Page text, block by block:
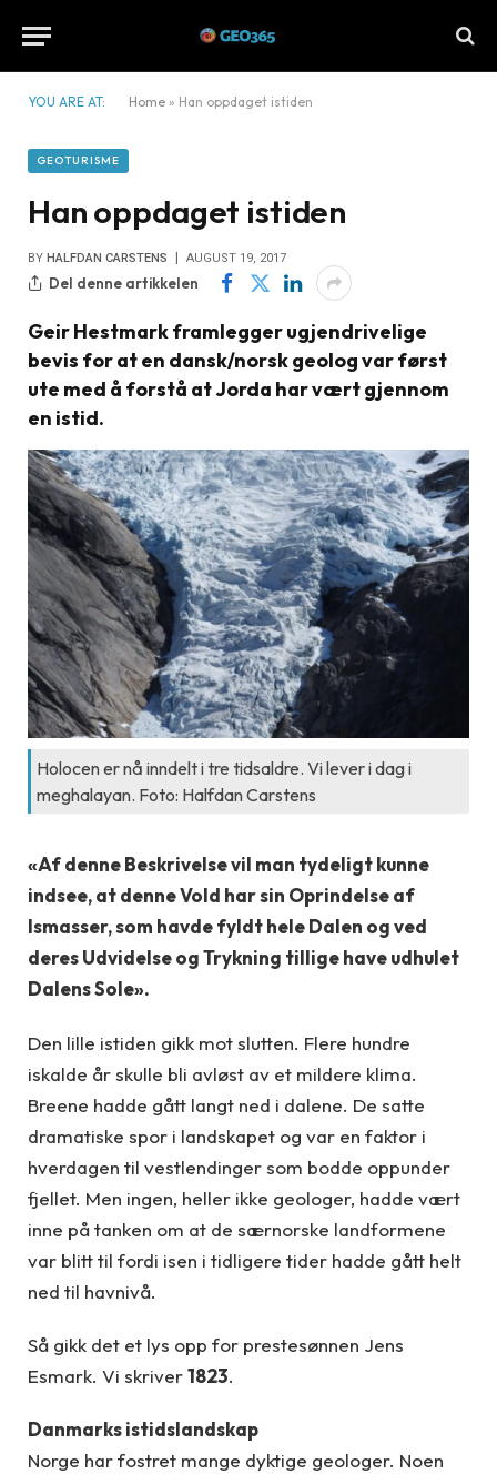
YOU ARE AT: Home » Han oppdaget istiden
GEOTURISME
Han oppdaget istiden
BY HALFDAN CARSTENS AUGUST 19, 2017
Del denne artikkelen
Geir Hestmark framlegger ugjendrivelige
bevis for at en dansk/norsk geolog var først
ute med å forstå at Jorda har vært gjennom
en istid.
Holocen er nå inndelt i tre tidsaldre. Vi lever i dag i
meghalayan. Foto: Halfdan Carstens
«Af denne Beskrivelse vil man tydeligt kunne
indsee, at denne Vold har sin Oprindelse af
Ismasser, som havde fyldt hele Dalen og ved
deres Udvidelse og Trykning tillige have udhulet
Dalens Sole».
Den lille istiden gikk mot slutten. Flere hundre
iskalde år skulle bli avløst av et mildere klima.
Breene hadde gått langt ned i dalene. De satte
dramatiske spor i landskapet og var en faktor i
hverdagen til vestlendinger som bodde oppunder
fjellet. Men ingen, heller ikke geologer, hadde vært
inne på tanken om at de særnorske landformene
var blitt til fordi isen i tidligere tider hadde gått helt
ned til havnivå.
Så gikk det et lys opp for prestesønnen Jens
Esmark. Vi skriver1823.
Danmarks istidslandskap
Norge har fostret mange dyktige geologer. Noen